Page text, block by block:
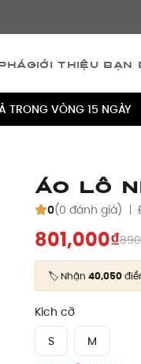
Giới thiệu bạn
TRONG VÒNG 15 NGÀY
CHO MỌI ĐƠN HÀNG
TRONG VÒNG 15 NGÀY
CHO MỌI ĐƠN HÀNG
Áo Lô
0(0 đánh giá)
801,000₫
🏷️ Nhận 40,050
Kích cỡ
S
M